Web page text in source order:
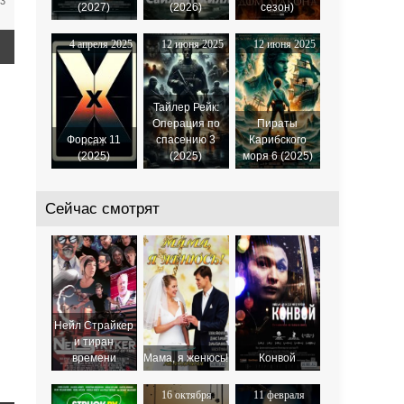
(2027)
(2026)
сезон)
4 апреля 2025
Форсаж 11
(2025)
12 июня 2025
Тайлер Рейк:
Операция по
спасению 3
(2025)
12 июня 2025
Пираты
Карибского
моря 6 (2025)
Сейчас смотрят
Нейл Страйкер
и тиран
времени
Мама, я женюсь! Конвой
16 октября
11 февраля